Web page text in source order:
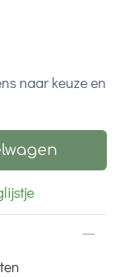
naar keuze en